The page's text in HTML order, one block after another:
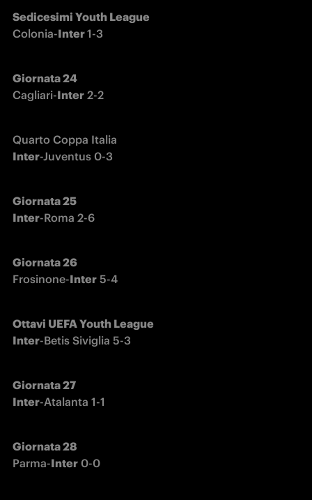
Sedicesimi Youth League
Colonia-Inter 1-3
Cagliari-Inter 2-2
Inter-Juventus 0-3
Giornata 25
Inter-Roma 2-6
Frosinone-Inter 5-4
Ottavi UEFA Youth League
Inter-Betis Siviglia 5-3
Giornata 27
Inter-Atalanta 1-1
Parma-Inter 0-0